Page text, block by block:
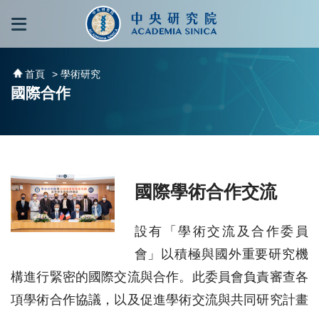
跳到主要內容區塊
首頁 > 學術研究
國際合作
國際學術合作交流
設有「學術交流及合作委員
會」以積極與國外重要研究機
構進行緊密的國際交流與合作。此委員會負責審查各
項學術合作協議，以及促進學術交流與共同研究計畫